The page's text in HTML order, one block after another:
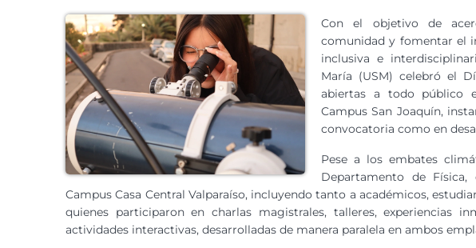
Con el objetivo de
comunidad y fomentar el
inclusiva e
María (USM) celebró el
abiertas a todo público
Campus San Joaquín,
convocatoria como en
Pese a los embates
Departamento de
Campus Casa Central Valparaíso, incluyendo tanto a académicos,
quienes participaron en charlas magistrales, talleres, experiencias
actividades interactivas, desarrolladas de manera paralela en ambos